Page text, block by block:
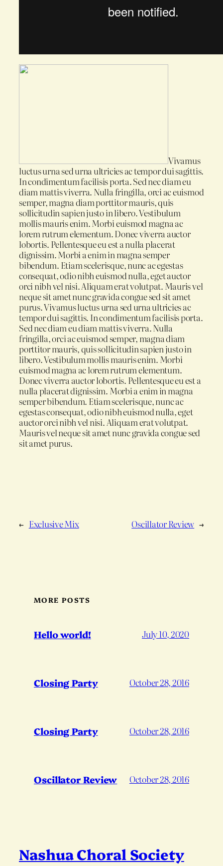
Vivamus
luctus urna sed urna ultricies ac tempor dui sagittis.
In condimentum facilisis porta. Sed nec diam eu
diam mattis viverra. Nulla fringilla, orci ac euismod
semper, magna diam porttitor mauris, quis
sollicitudin sapien justo in libero. Vestibulum
mollis mauris enim. Morbi euismod magna ac
lorem rutrum elementum. Donec viverra auctor
lobortis. Pellentesque eu est a nulla placerat
dignissim. Morbi a enim in magna semper
bibendum. Etiam scelerisque, nunc ac egestas
consequat, odio nibh euismod nulla, eget auctor
orci nibh vel nisi. Aliquam erat volutpat. Mauris vel
neque sit amet nunc gravida congue sed sit amet
purus. Vivamus luctus urna sed urna ultricies ac
tempor dui sagittis. In condimentum facilisis porta.
Sed nec diam eu diam mattis viverra. Nulla
fringilla, orci ac euismod semper, magna diam
porttitor mauris, quis sollicitudin sapien justo in
libero. Vestibulum mollis mauris enim. Morbi
euismod magna ac lorem rutrum elementum.
Donec viverra auctor lobortis. Pellentesque eu est a
nulla placerat dignissim. Morbi a enim in magna
semper bibendum. Etiam scelerisque, nunc ac
egestas consequat, odio nibh euismod nulla, eget
auctor orci nibh vel nisi. Aliquam erat volutpat.
Mauris vel neque sit amet nunc gravida congue sed
sit amet purus.
← Exclusive Mix Oscillator Review →
MORE POSTS
Hello world! July 10, 2020
Closing Party October 28, 2016
Closing Party October 28, 2016
Oscillator Review October 28, 2016
Nashua Choral Society